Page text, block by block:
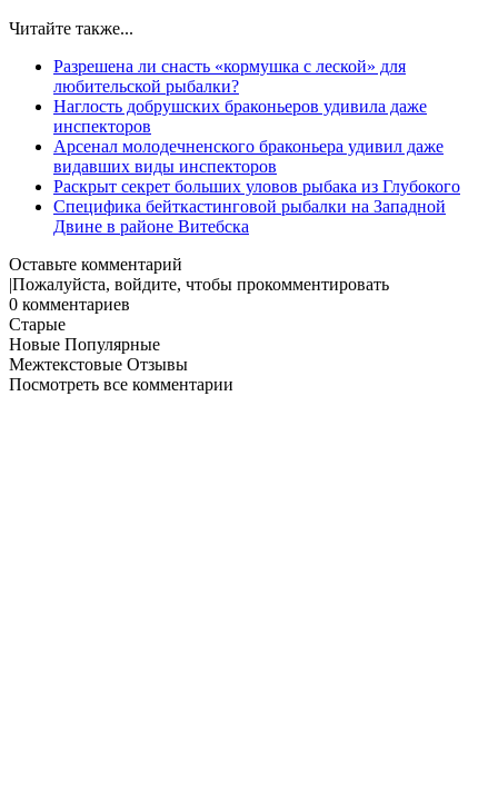
Читайте также...
Разрешена ли снасть «кормушка с леской» для
любительской рыбалки?
Наглость добрушских браконьеров удивила даже
инспекторов
Арсенал молодечненского браконьера удивил даже
видавших виды инспекторов
Раскрыт секрет больших уловов рыбака из Глубокого
Специфика бейткастинговой рыбалки на Западной
Двине в районе Витебска
Оставьте комментарий
|Пожалуйста, войдите, чтобы прокомментировать
0 комментариев
Старые
Новые Популярные
Межтекстовые Отзывы
Посмотреть все комментарии